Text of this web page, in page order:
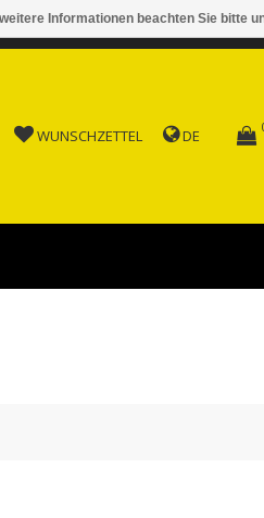
AB FR. 150.00
WUNSCHZETTEL DE
Informationen beachten Sie bitte